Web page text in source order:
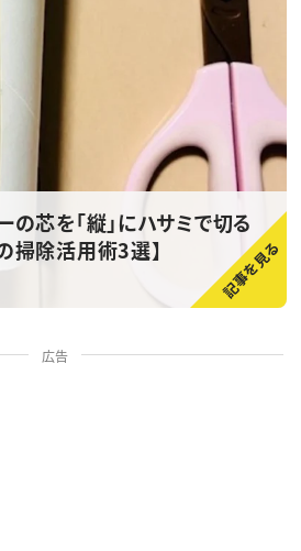
の芯を「縦」にハサミで切る
掃除活用術3選】
広告